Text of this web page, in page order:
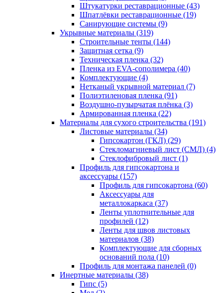
Штукатурки реставрационные (43)
Шпатлёвки реставрационные (19)
Санирующие системы (9)
Укрывные материалы (319)
Строительные тенты (144)
Защитная сетка (9)
Техническая пленка (32)
Пленка из EVA-сополимера (40)
Комплектующие (4)
Нетканый укрывной материал (7)
Полиэтиленовая пленка (91)
Воздушно-пузырчатая плёнка (3)
Армированная пленка (22)
Материалы для сухого строительства (191)
Листовые материалы (34)
Гипсокартон (ГКЛ) (29)
Стекломагниевый лист (СМЛ) (4)
Cтеклофибровый лист (1)
Профиль для гипсокартона и
аксессуары (157)
Профиль для гипсокартона (60)
Аксессуары для
металлокаркаса (37)
Ленты уплотнительные для
профилей (12)
Ленты для швов листовых
материалов (38)
Комплектующие для сборных
оснований пола (10)
Профиль для монтажа панелей (0)
Инертные материалы (38)
Гипс (5)